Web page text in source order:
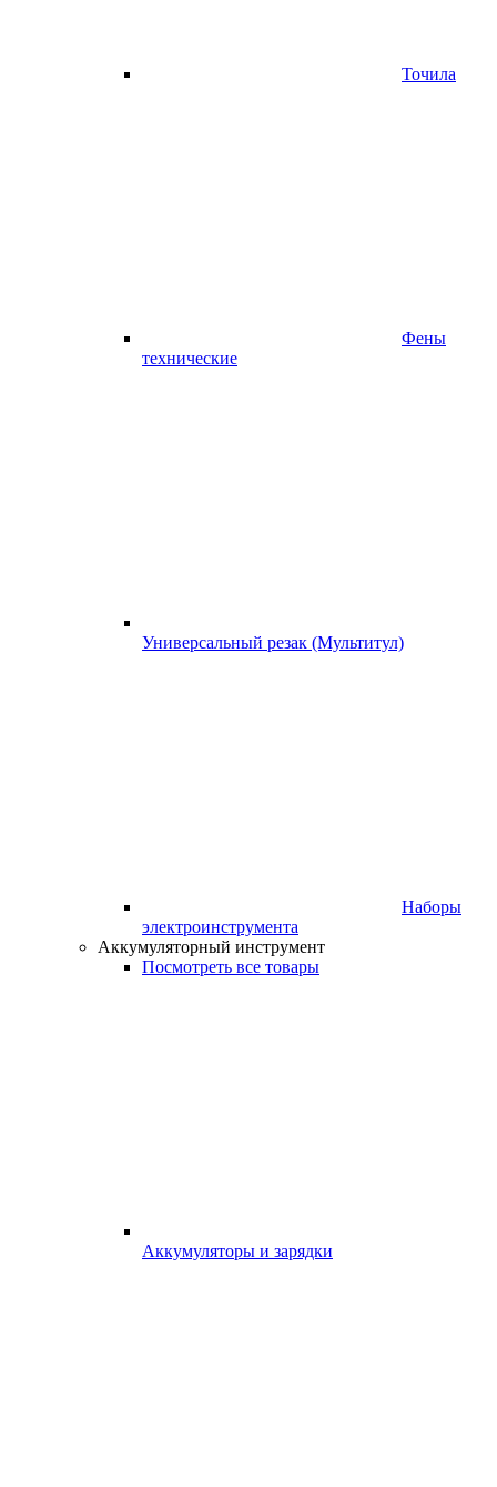
Точила
Фены
технические
Универсальный резак (Мультитул)
Наборы
электроинструмента
Аккумуляторный инструмент
Посмотреть все товары
Аккумуляторы и зарядки